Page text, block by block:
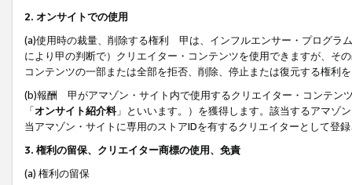
2. オンサイトでの使用
(a)使用時の裁量、削除する権利 甲は、インフルエンサー・プログラ
により甲の判断で）クリエイター・コンテンツを使用できますが、そ
コンテンツの一部または全部を拒否、削除、停止または復元する権利
(b)報酬 甲がアマゾン・サイト内で使用するクリエイター・コンテン
「オンサイト紹介料」といいます。）を獲得します。該当するアマゾ
当アマゾン・サイトに専用のストアIDを有するクリエイターとして登
3. 権利の留保、クリエイター商標の使用、免責
(a) 権利の留保